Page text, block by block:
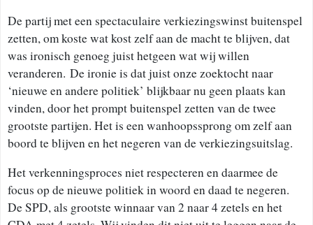
De partij met een spectaculaire verkiezingswinst buitenspel
zetten, om koste wat kost zelf aan de macht te blijven, dat
was ironisch genoeg juist hetgeen wat wij willen
veranderen. De ironie is dat juist onze zoektocht naar
‘nieuwe en andere politiek’ blijkbaar nu geen plaats kan
vinden, door het prompt buitenspel zetten van de twee
grootste partijen. Het is een wanhoopssprong om zelf aan
boord te blijven en het negeren van de verkiezingsuitslag.
Het verkenningsproces niet respecteren en daarmee de
focus op de nieuwe politiek in woord en daad te negeren.
De SPD, als grootste winnaar van 2 naar 4 zetels en het